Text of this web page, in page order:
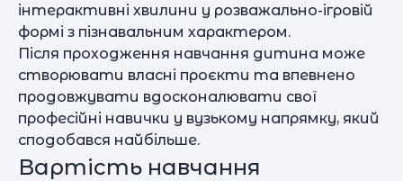
інтерактивні хвилини у розважально-ігровій
формі з пізнавальним характером.
Після проходження навчання дитина може
створювати власні проєкти та впевнено
продовжувати вдосконалювати свої
професійні навички у вузькому напрямку, який
сподобався найбільше.
Вартість навчання